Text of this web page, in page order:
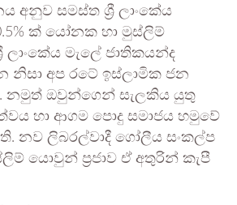
අනුව සමස්ත ශ්‍රී ලාංකේය
ක් යෝනක හා මුස්ලිම්
ලාංකේය මැලේ ජාතිකයන්ද
නිසා අප රටේ ඉස්ලාමික ජන
නමුත් ඔවුන්ගෙන් සැලකිය යුතු
හා ආගම පොදු සමාජය හමුවේ
නව ලිබරල්වාදී ගෝලීය සංකල්ප
යොවුන් ප්‍රජාව ඒ අතුරින් කැපී